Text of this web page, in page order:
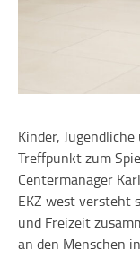
Kinder,
Treffpunkt zum
Centermanager
EKZ west versteht
und Freizeit
an den Menschen